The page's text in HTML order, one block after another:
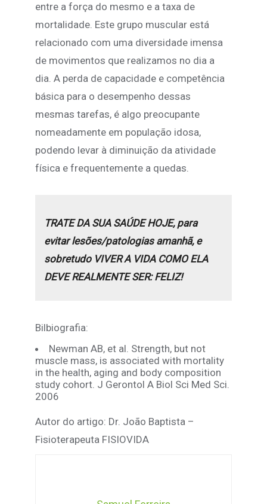
entre a força do mesmo e a taxa de
mortalidade. Este grupo muscular está
relacionado com uma diversidade imensa
de movimentos que realizamos no dia a
dia. A perda de capacidade e competência
básica para o desempenho dessas
mesmas tarefas, é algo preocupante
nomeadamente em população idosa,
podendo levar à diminuição da atividade
física e frequentemente a quedas.
TRATE DA SUA SAÚDE HOJE, para
evitar lesões/patologias amanhã, e
sobretudo VIVER A VIDA COMO ELA
DEVE REALMENTE SER: FELIZ!
Bilbiografia:
Newman AB, et al. Strength, but not
muscle mass, is associated with mortality
in the health, aging and body composition
study cohort. J Gerontol A Biol Sci Med Sci.
2006
Autor do artigo: Dr. João Baptista –
Fisioterapeuta FISIOVIDA